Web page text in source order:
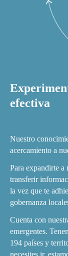
efectiva
Nuestro
acercamiento a
Para expandirte a
transferir
la vez que te
gobernanza
Cuenta con
emergentes.
194 países y
necesites ir,